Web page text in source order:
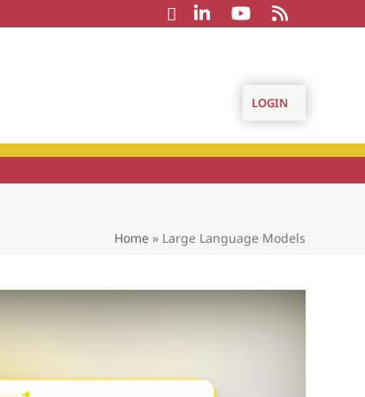
LOGIN
Home» Large Language Models